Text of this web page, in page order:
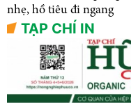
nhẹ, hồ tiêu đi ngang
TẠP CHÍ IN